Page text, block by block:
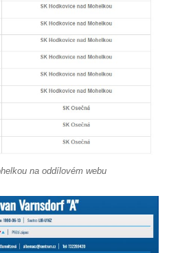
na oddílovém webu